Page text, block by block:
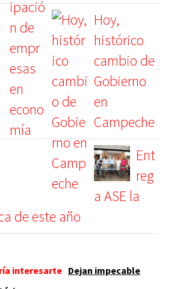
Hoy,
histórico
cambio de
Gobierno
en
Campeche
Ent
reg
a ASE la
de este año
interesarte Dejan impecable